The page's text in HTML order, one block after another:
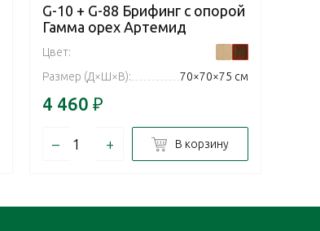
G-10 + G-88 Брифинг с опорой
Гамма орех Артемид
Цвет:
Размер (Д×Ш×В):
70×70×75 см
4 460 ₽
– + В корзину